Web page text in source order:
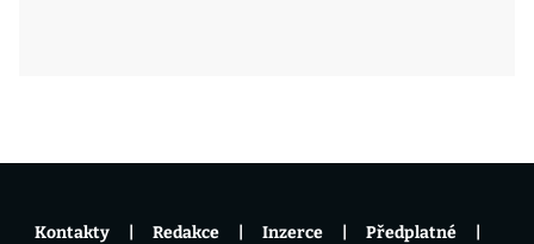
Kontakty Redakce Inzerce Předplatné